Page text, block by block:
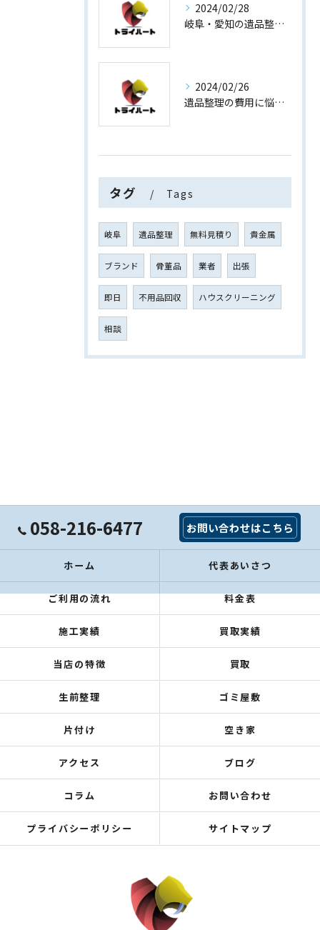
2024/02/28
岐阜・愛知の遺品整理と買取専門店【査定士が高額買取】
2024/02/26
遺品整理の費用に悩まない！買取専門店運営の遺品整理
タグ Tags
岐阜 遺品整理 無料見積り 貴金属
ブランド 骨董品 業者 出張
即日 不用品回収 ハウスクリーニング
相談
058-216-6477 お問い合わせはこちら
ホーム 代表あいさつ
ご利用の流れ 料金表
施工実績 買取実績
当店の特徴 買取
生前整理 ゴミ屋敷
片付け 空き家
アクセス ブログ
コラム お問い合わせ
プライバシーポリシー サイトマップ